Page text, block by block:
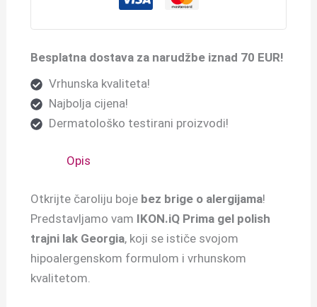
Besplatna dostava za narudžbe iznad 70 EUR!
Vrhunska kvaliteta!
Najbolja cijena!
Dermatološko testirani proizvodi!
Opis
Otkrijte čaroliju boje bez brige o alergijama!
Predstavljamo vam IKON.iQ Prima gel polish
trajni lak Georgia, koji se ističe svojom
hipoalergenskom formulom i vrhunskom
kvalitetom.